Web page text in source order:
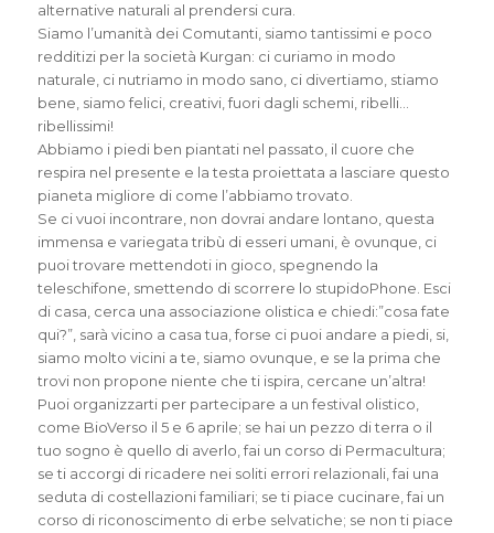
alternative naturali al prendersi cura.
Siamo l’umanità dei Comutanti, siamo tantissimi e poco
redditizi per la società Kurgan: ci curiamo in modo
naturale, ci nutriamo in modo sano, ci divertiamo, stiamo
bene, siamo felici, creativi, fuori dagli schemi, ribelli…
ribellissimi!
Abbiamo i piedi ben piantati nel passato, il cuore che
respira nel presente e la testa proiettata a lasciare questo
pianeta migliore di come l’abbiamo trovato.
Se ci vuoi incontrare, non dovrai andare lontano, questa
immensa e variegata tribù di esseri umani, è ovunque, ci
puoi trovare mettendoti in gioco, spegnendo la
teleschifone, smettendo di scorrere lo stupidoPhone. Esci
di casa, cerca una associazione olistica e chiedi:”cosa fate
qui?”, sarà vicino a casa tua, forse ci puoi andare a piedi, si,
siamo molto vicini a te, siamo ovunque, e se la prima che
trovi non propone niente che ti ispira, cercane un’altra!
Puoi organizzarti per partecipare a un festival olistico,
come BioVerso il 5 e 6 aprile; se hai un pezzo di terra o il
tuo sogno è quello di averlo, fai un corso di Permacultura;
se ti accorgi di ricadere nei soliti errori relazionali, fai una
seduta di costellazioni familiari; se ti piace cucinare, fai un
corso di riconoscimento di erbe selvatiche; se non ti piace